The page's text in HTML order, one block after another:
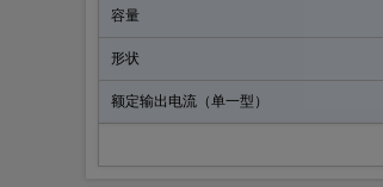
容量
形状
额定输出电流（单一型）